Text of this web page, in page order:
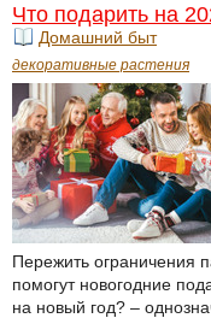
Что подарить на
Домашний быт
декоративные растения
Пережить ограничения
помогут новогодние
на новый год? –